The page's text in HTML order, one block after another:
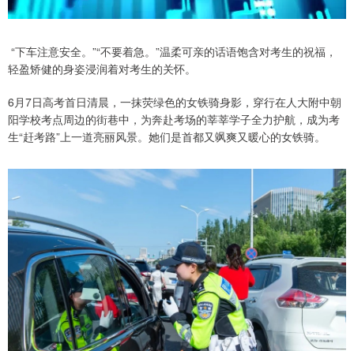
“下车注意安全。”“不要着急。”温柔可亲的话语饱含对考生的祝福，
轻盈矫健的身姿浸润着对考生的关怀。
6月7日高考首日清晨，一抹荧绿色的女铁骑身影，穿行在人大附中朝
阳学校考点周边的街巷中，为奔赴考场的莘莘学子全力护航，成为考
生“赶考路”上一道亮丽风景。她们是首都又飒爽又暖心的女铁骑。